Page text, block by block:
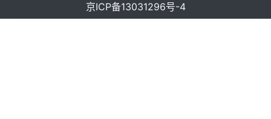
京ICP备13031296号-4